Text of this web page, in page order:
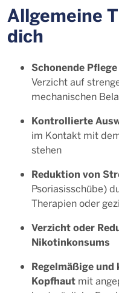
Allgemeine
dich
Schonende
Verzicht auf
mechanischen
Kontrollierte
im Kontakt mit
stehen
Reduktion von
Psoriasisschübe)
Therapien oder
Verzicht oder
Nikotinkonsums
Regelmäßige und
Kopfhaut mit